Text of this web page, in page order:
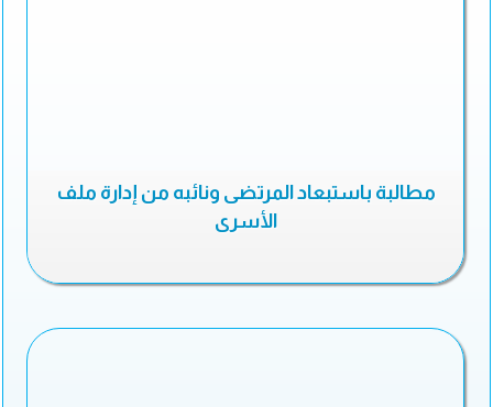
مطالبة باستبعاد المرتضى ونائبه من إدارة ملف
الأسرى